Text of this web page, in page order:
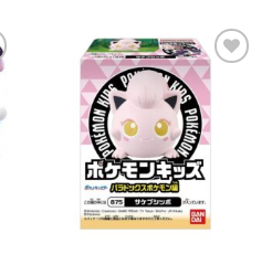
Legg til i
ønskeliste